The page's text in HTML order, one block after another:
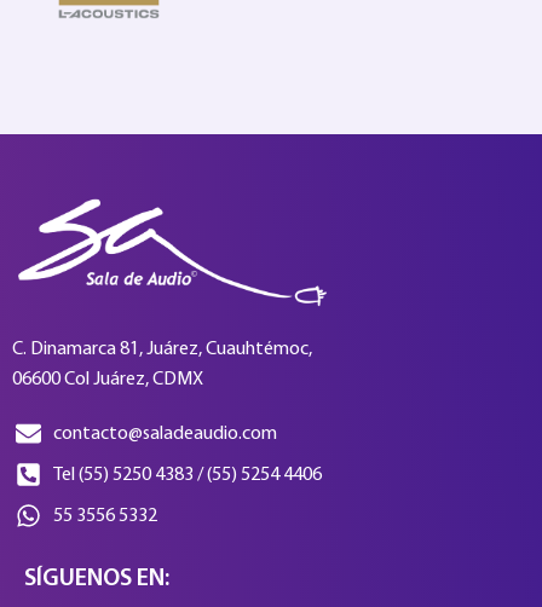
C. Dinamarca 81, Juárez, Cuauhtémoc,
06600 Col Juárez, CDMX
contacto@saladeaudio.com
Tel (55) 5250 4383 / (55) 5254 4406
55 3556 5332
SÍGUENOS EN: